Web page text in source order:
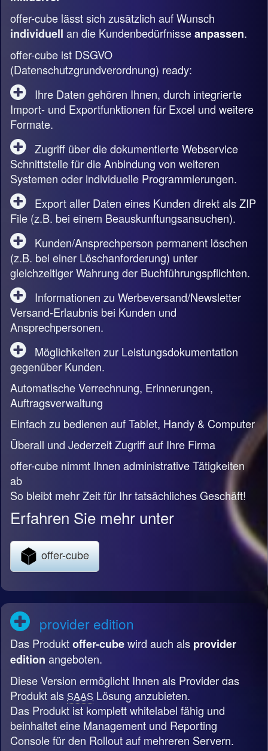
offer-cube lässt sich zusätzlich auf Wunsch
individuell an die Kundenbedürfnisseanpassen.
offer-cube ist DSGVO
(Datenschutzgrundverordnung) ready:
Ihre Daten gehören Ihnen, durch integrierte
Import- und Exportfunktionen für Excel und weitere
Formate.
Zugriff über die dokumentierte Webservice
Schnittstelle für die Anbindung von weiteren
Systemen oder individuelle Programmierungen.
Export aller Daten eines Kunden direkt als ZIP
File (z.B. bei einem Beauskunftungsansuchen).
Kunden/Ansprechperson permanent löschen
(z.B. bei einer Löschanforderung) unter
gleichzeitiger Wahrung der Buchführungspflichten.
Informationen zu Werbeversand/Newsletter
Versand-Erlaubnis bei Kunden und
Ansprechpersonen.
Möglichkeiten zur Leistungsdokumentation
gegenüber Kunden.
Automatische Verrechnung, Erinnerungen,
Auftragsverwaltung
Einfach zu bedienen auf Tablet, Handy & Computer
Überall und Jederzeit Zugriff auf Ihre Firma
offer-cube nimmt Ihnen administrative Tätigkeiten
ab
So bleibt mehr Zeit für Ihr tatsächliches Geschäft!
Erfahren Sie mehr unter
offer-cube
provider edition
Das Produktoffer-cubewird auch als provider
edition angeboten.
Diese Version ermöglicht Ihnen als Provider das
Produkt als SAAS Lösung anzubieten.
Das Produkt ist komplett whitelabel fähig und
beinhaltet eine Management und Reporting
Console für den Rollout auf mehreren Servern.